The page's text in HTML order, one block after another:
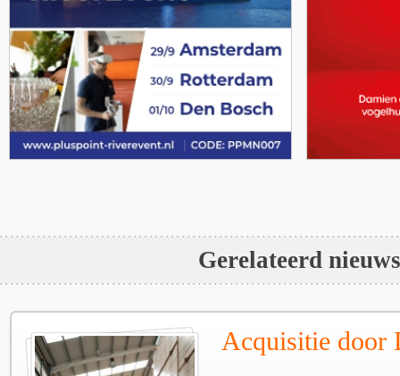
Gerelateerd nieuws
Acquisitie door